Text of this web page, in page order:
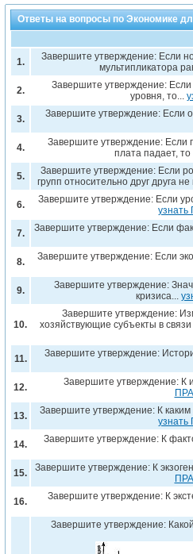
Ответы на вопросы по Экономике
1.
Завершите утверждение: Если
мультипликатора
2.
Завершите утверждение:
уровня, то...
3. Завершите утверждение: Если
4.
Завершите утверждение: Если
плата падает, то
5.
Завершите утверждение: Если
групп относительно друг друга
6.
Завершите утверждение: Если
7. Завершите утверждение: Если
8. Завершите утверждение: Если
9.
Завершите утверждение:
кризиса...
10.
Завершите утверждение:
хозяйствующие субъекты в
11. Завершите утверждение:
12. Завершите утверждение: К
13.
Завершите утверждение: К каким
14. Завершите утверждение: К
15. Завершите утверждение: К
16. Завершите утверждение: К
Завершите утверждение: